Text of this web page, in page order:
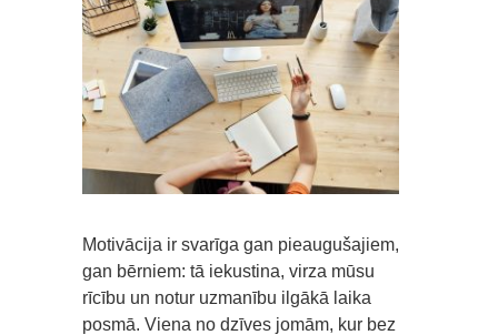
Motivācija ir svarīga gan pieaugušajiem,
gan bērniem: tā iekustina, virza mūsu
rīcību un notur uzmanību ilgākā laika
posmā. Viena no dzīves jomām, kur bez